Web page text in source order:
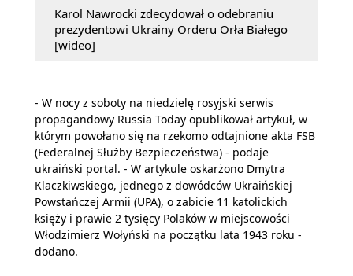
Karol Nawrocki zdecydował o odebraniu
prezydentowi Ukrainy Orderu Orła Białego
[wideo]
- W nocy z soboty na niedzielę rosyjski serwis
propagandowy Russia Today opublikował artykuł, w
którym powołano się na rzekomo odtajnione akta FSB
(Federalnej Służby Bezpieczeństwa) - podaje
ukraiński portal. - W artykule oskarżono Dmytra
Klaczkiwskiego, jednego z dowódców Ukraińskiej
Powstańczej Armii (UPA), o zabicie 11 katolickich
księży i prawie 2 tysięcy Polaków w miejscowości
Włodzimierz Wołyński na początku lata 1943 roku -
dodano.